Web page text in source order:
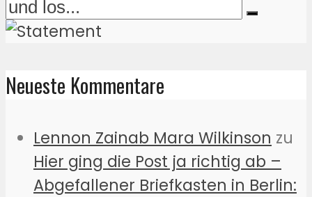
Neueste Kommentare
Lennon Zainab Mara Wilkinson zu
Hier ging die Post ja richtig ab –
Abgefallener Briefkasten in Berlin: